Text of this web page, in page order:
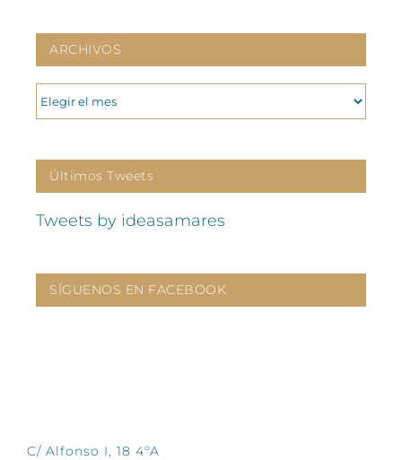
ARCHIVOS
ARCHIVOS
Últimos Tweets
Tweets by ideasamares
SÍGUENOS EN FACEBOOK
C/ Alfonso I, 18 4ºA